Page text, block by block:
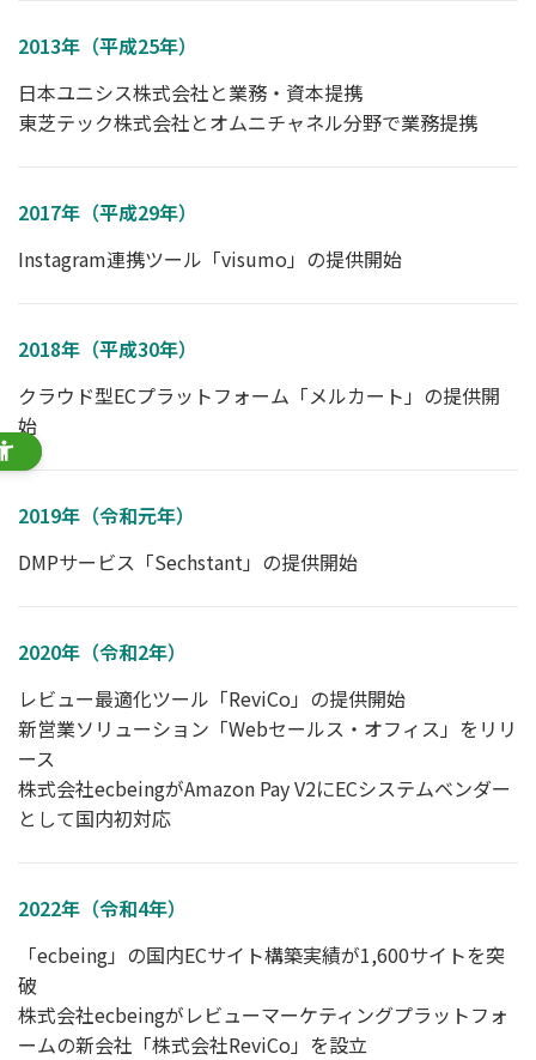
2013年（平成25年）
日本ユニシス株式会社と業務・資本提携
東芝テック株式会社とオムニチャネル分野で業務提携
2017年（平成29年）
Instagram連携ツール「visumo」の提供開始
2018年（平成30年）
クラウド型ECプラットフォーム「メルカート」の提供開
始
2019年（令和元年）
DMPサービス「Sechstant」の提供開始
2020年（令和2年）
レビュー最適化ツール「ReviCo」の提供開始
新営業ソリューション「Webセールス・オフィス」をリリ
ース
株式会社ecbeingがAmazon Pay V2にECシステムベンダー
として国内初対応
2022年（令和4年）
「ecbeing」の国内ECサイト構築実績が1,600サイトを突
破
株式会社ecbeingがレビューマーケティングプラットフォ
ームの新会社「株式会社ReviCo」を設立